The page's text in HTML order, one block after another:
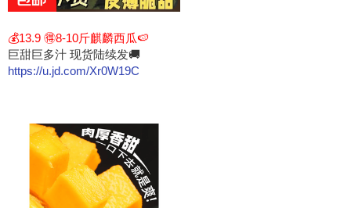
💰13.9 🉐8-10斤麒麟西瓜🍉
巨甜巨多汁 现货陆续发🚚
https://u.jd.com/Xr0W19C